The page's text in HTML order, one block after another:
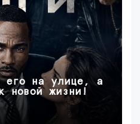
его на улице, а
новой жизни!